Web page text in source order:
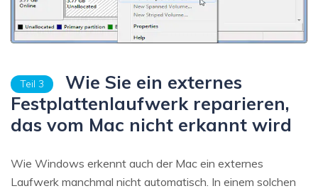
Teil 3
Wie Sie ein externes
Festplattenlaufwerk reparieren,
das vom Mac nicht erkannt wird
Wie Windows erkennt auch der Mac ein externes
Laufwerk manchmal nicht automatisch. In einem solchen